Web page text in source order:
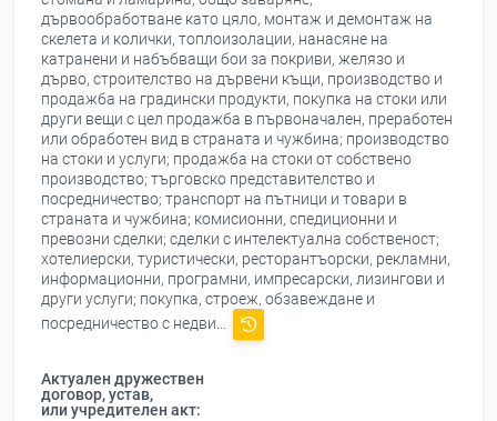
дървообработване като цяло, монтаж и демонтаж на
скелета и колички, топлоизолации, нанасяне на
катранени и набъбващи бои за покриви, желязо и
дърво, строителство на дървени къщи, производство и
продажба на градински продукти, покупка на стоки или
други вещи с цел продажба в първоначален, преработен
или обработен вид в страната и чужбина; производство
на стоки и услуги; продажба на стоки от собствено
производство; търговско представителство и
посредничество; транспорт на пътници и товари в
страната и чужбина; комисионни, спедиционни и
превозни сделки; сделки с интелектуална собственост;
хотелиерски, туристически, ресторантъорски, рекламни,
информационни, програмни, импресарски, лизингови и
други услуги; покупка, строеж, обзавеждане и
посредничество с недви...
Актуален дружествен
договор, устав,
или учредителен акт: